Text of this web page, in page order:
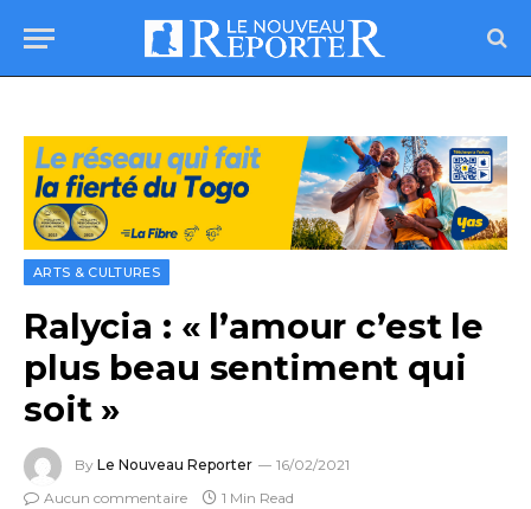
ARTS & CULTURES
Ralycia : « l’amour c’est le
plus beau sentiment qui
soit »
By Le Nouveau Reporter
16/02/2021
Aucun commentaire
1 Min Read